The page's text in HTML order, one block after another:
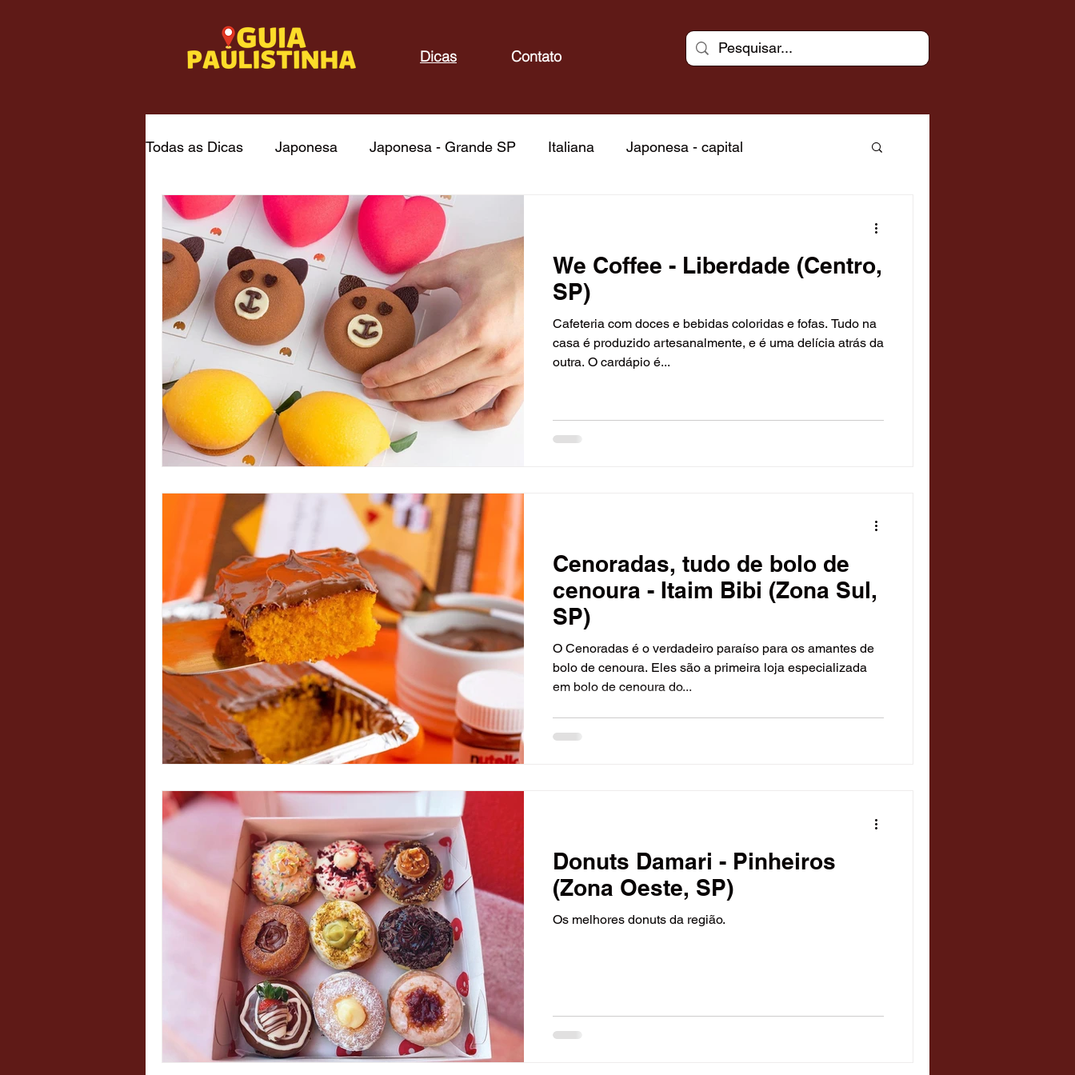
Dicas Contato
Todas as Dicas Japonesa Japonesa - Grande SP Italiana Japonesa - capital
Italiana - capital Frutos do mar Frutos do mar - capital
Churrascaria / Steakhouse Churrascarias - capital Brasileira Atrações Árabe
Museus Passeios Gratuitos Bares Docerias Confeitarias Padarias
Atrações Infantis Sorveterias Culinária Internacional
Mexicana Cafeterias temátícas
Burgers / Hamburguerias
We Coffee - Liberdade (Centro,
SP)
Cafeteria com doces e bebidas coloridas e fofas. Tudo na
casa é produzido artesanalmente, e é uma delícia atrás da
outra. O cardápio é...
Cenoradas, tudo de bolo de
cenoura - Itaim Bibi (Zona Sul,
SP)
O Cenoradas é o verdadeiro paraíso para os amantes de
bolo de cenoura. Eles são a primeira loja especializada
em bolo de cenoura do...
Donuts Damari - Pinheiros
(Zona Oeste, SP)
Os melhores donuts da região.